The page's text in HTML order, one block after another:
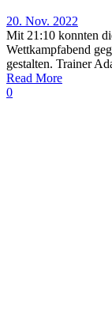
20. Nov. 2022
Mit 21:10 konnten
Wettkampfabend
gestalten. Trainer
Read More
0